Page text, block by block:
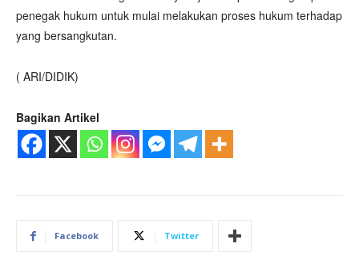
penegak hukum untuk mulai melakukan proses hukum terhadap
yang bersangkutan.
( ARI/DIDIK)
Bagikan Artikel
Facebook Twitter